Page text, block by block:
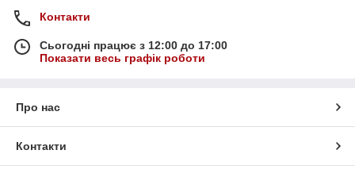
Контакти
Сьогодні працює з 12:00 до 17:00
Показати весь графік роботи
Про нас
Контакти